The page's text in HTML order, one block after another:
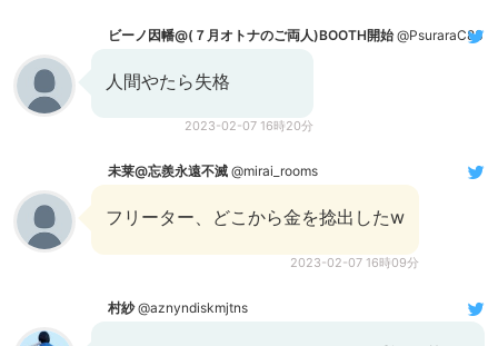
ビーノ因幡@(７月オトナのご両人)BOOTH開始 @PsuraraC83
人間やたら失格
2023-02-07 16時20分
未莱@忘羨永遠不滅 @mirai_rooms
フリーター、どこから金を捻出したw
2023-02-07 16時09分
村紗@aznyndiskmjtns